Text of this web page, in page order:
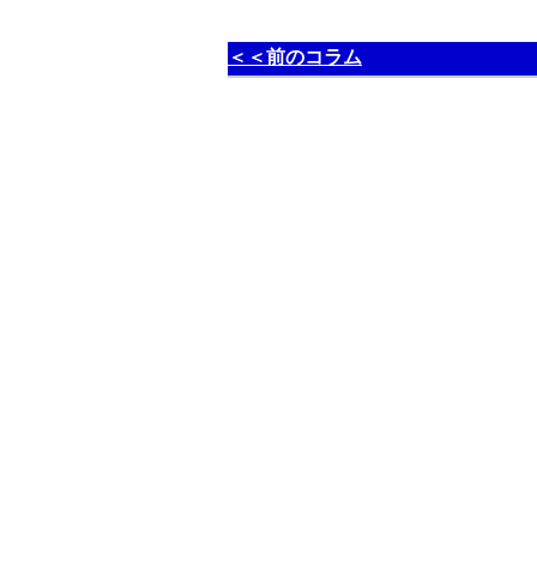
＜＜前のコラム